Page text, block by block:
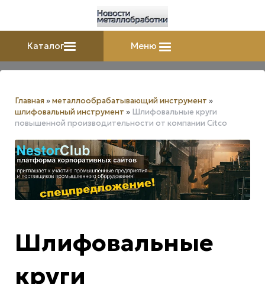
Каталог Меню
Главная »металлообрабатывающий инструмент »
шлифовальный инструмент » Шлифовальные круги
повышенной производительности от компании Citco
Шлифовальные
круги